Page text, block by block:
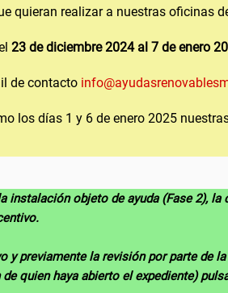
quieran realizar a nuestras oficinas
23 de diciembre 2024 al 7 de enero
de contacto
los días 1 y 6 de enero 2025
objeto de ayuda (Fase 2),
previamente la revisión por parte de
quien haya abierto el expediente)